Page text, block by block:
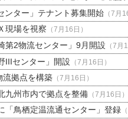
ター」テナント募集開始（7月
現場を視察 （7月16日）
2物流センター」9月開設 （7月
IIIセンター」開設 （7月16日）
流拠点を構築（7月16日）
九州市内で拠点を整備（7月16日）
鳥栖定温流通センター」登録